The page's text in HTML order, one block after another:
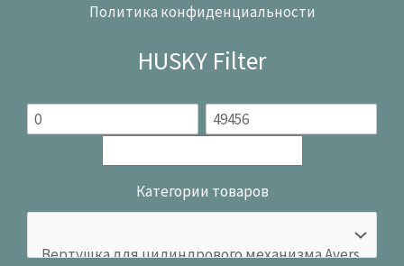
Политика конфиденциальности
HUSKY Filter
Категории товаров